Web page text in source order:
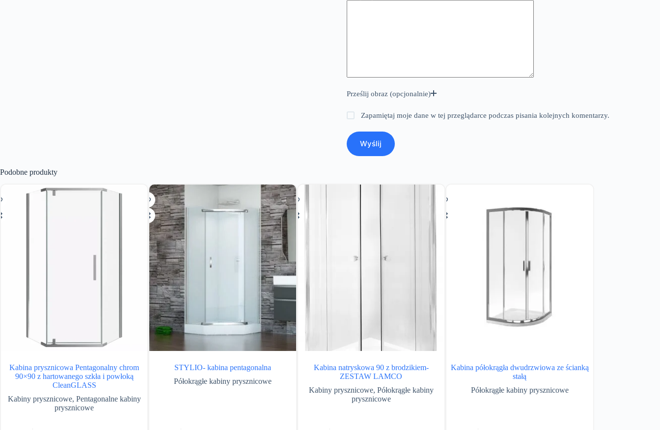
Prześlij obraz (opcjonalnie)
Zapamiętaj moje dane w tej przeglądarce podczas pisania kolejnych komentarzy.
Wyślij
Podobne produkty
Kabina prysznicowa Pentagonalny chrom
90×90 z hartowanego szkła i powłoką
CleanGLASS
Kabiny prysznicowe, Pentagonalne kabiny
prysznicowe
STYLIO- kabina pentagonalna
Półokrągłe kabiny prysznicowe
Kabina natryskowa 90 z brodzikiem-
ZESTAW LAMCO
Kabiny prysznicowe, Półokrągłe kabiny
prysznicowe
Kabina półokrągła dwudrzwiowa ze ścianką
stałą
Półokrągłe kabiny prysznicowe